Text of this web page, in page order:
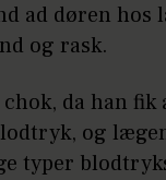
ad døren hos
og rask.
da han fik
og
typer